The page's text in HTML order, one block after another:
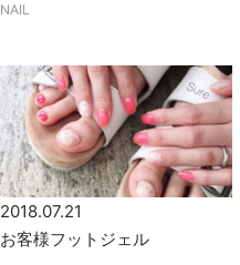
NAIL
2018.07.21
お客様フットジェル